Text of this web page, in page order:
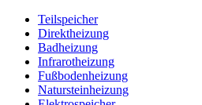
Teilspeicher
Direktheizung
Badheizung
Infrarotheizung
Fußbodenheizung
Natursteinheizung